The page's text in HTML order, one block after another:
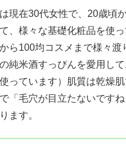
現在30代女性で、20歳頃
、様々な基礎化粧品を使
ら100均コスメまで様々渡
純米酒すっぴんを愛用し
っています）肌質は乾燥肌
「毛穴が目立たないです
ます。